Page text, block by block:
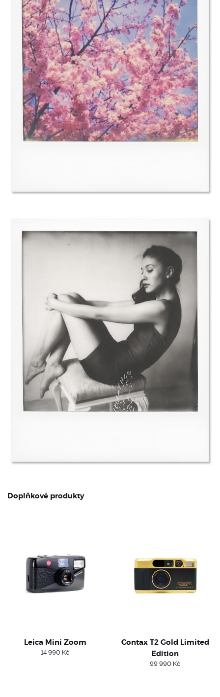
Doplňkové produkty
Leica Mini Zoom
14 990 Kč
Contax T2 Gold Limited
Edition
99 990 Kč